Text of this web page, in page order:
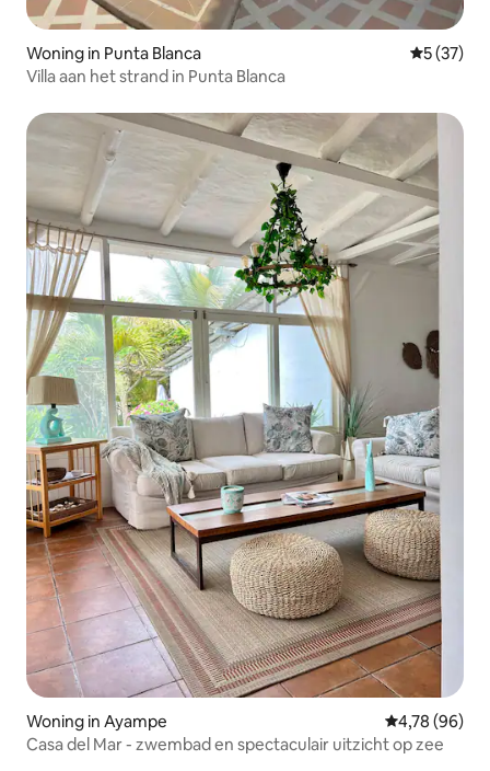
Woning in Punta Blanca
5 (37)
Villa aan het strand in Punta Blanca
Woning in Ayampe Gemiddelde
4,78 (96)
Casa del Mar - zwembad en spectaculair uitzicht op zee